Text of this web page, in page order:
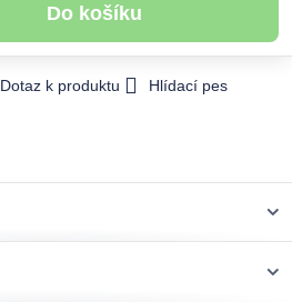
Do košíku
Dotaz k produktu
Hlídací pes